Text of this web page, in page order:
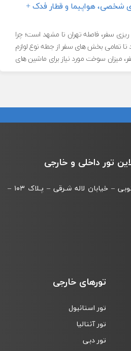
شخصی، هواپیما و قطار فدک +
ریزی سفر، فاصله تهران تا مشهد است؛ چرا
تمامی بخش های سفر از جمله نوع لوازم
سوخت مورد نیاز برای ماشین های
تور داخلی و خارجی
تـهـران؛ خیابان جـنـت آباد جنوبی – خیابان لاله شـرقی – پـلاک ۱۰۳ –
تورهای خارجی
تور استانبول
تور آنتالیا
تور دبی